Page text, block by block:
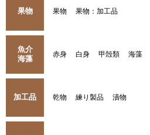
果物 果物 果物：加工品
魚介
海藻
赤身 白身 甲殻類 海藻
加工品 乾物 練り製品 漬物